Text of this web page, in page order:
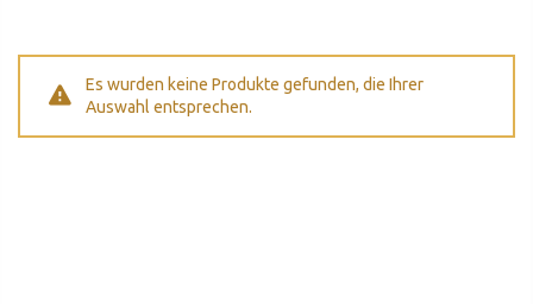
Es wurden keine Produkte gefunden, die Ihrer
Auswahl entsprechen.